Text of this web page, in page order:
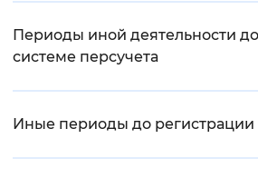
Периоды иной деятельности
системе персучета
Иные периоды до регистрации